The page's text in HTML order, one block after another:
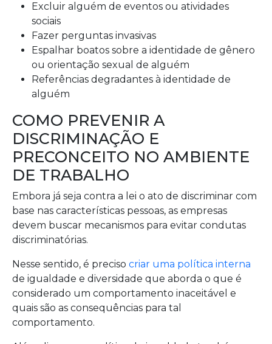
Excluir alguém de eventos ou atividades
sociais
Fazer perguntas invasivas
Espalhar boatos sobre a identidade de gênero
ou orientação sexual de alguém
Referências degradantes à identidade de
alguém
COMO PREVENIR A
DISCRIMINAÇÃO E
PRECONCEITO NO AMBIENTE
DE TRABALHO
Embora já seja contra a lei o ato de discriminar com
base nas características pessoas, as empresas
devem buscar mecanismos para evitar condutas
discriminatórias.
Nesse sentido, é preciso criar uma política interna
de igualdade e diversidade que aborda o que é
considerado um comportamento inaceitável e
quais são as consequências para tal
comportamento.